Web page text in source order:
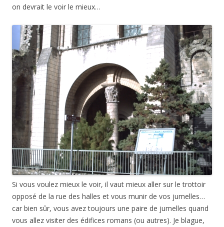
on devrait le voir le mieux…
Si vous voulez mieux le voir, il vaut mieux aller sur le trottoir
opposé de la rue des halles et vous munir de vos jumelles…
car bien sûr, vous avez toujours une paire de jumelles quand
vous allez visiter des édifices romans (ou autres). Je blague,